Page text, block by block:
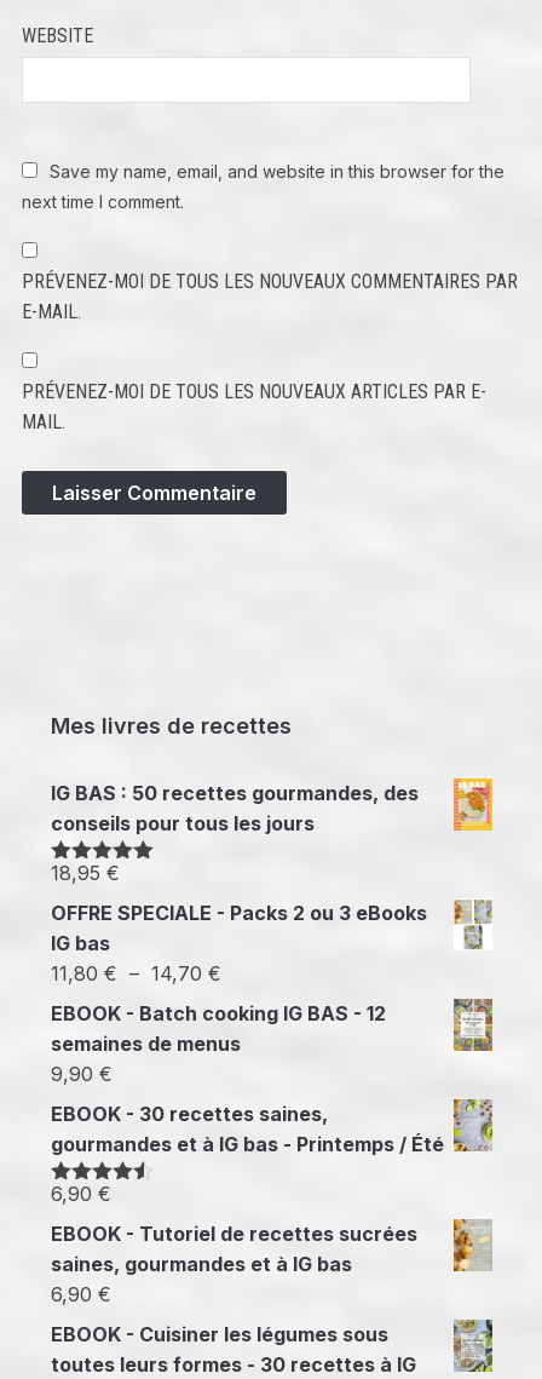
WEBSITE
Save my name, email, and website in this browser for the
next time I comment.
PRÉVENEZ-MOI DE TOUS LES NOUVEAUX COMMENTAIRES PAR
E-MAIL.
PRÉVENEZ-MOI DE TOUS LES NOUVEAUX ARTICLES PAR E-
MAIL.
Mes livres de recettes
IG BAS : 50 recettes gourmandes, des
conseils pour tous les jours
Note5.00
18,95 €
OFFRE SPECIALE - Packs 2 ou 3 eBooks
IG bas
11,80 € – 14,70 €Plage
de
14,70 €
EBOOK - Batch cooking IG BAS - 12
semaines de menus
9,90 €
EBOOK - 30 recettes saines,
gourmandes et à IG bas - Printemps / Été
Note 4.50
6,90 €
EBOOK - Tutoriel de recettes sucrées
saines, gourmandes et à IG bas
6,90 €
EBOOK - Cuisiner les légumes sous
toutes leurs formes - 30 recettes à IG